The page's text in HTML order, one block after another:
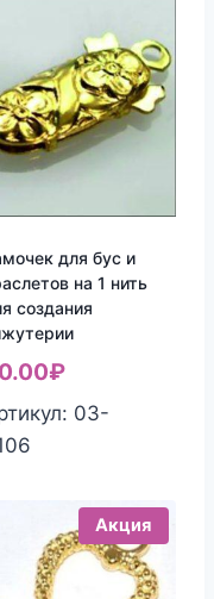
для бус и
на 1 нить
создания
₽
03-
Акция